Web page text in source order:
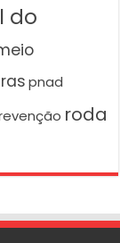
do
pnad
roda